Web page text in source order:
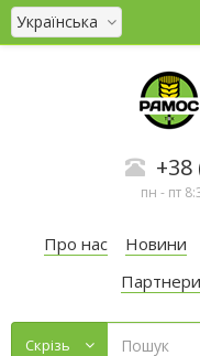
Українська
+38
пн - пт
Про нас Новини
Партнери
Cкрізь